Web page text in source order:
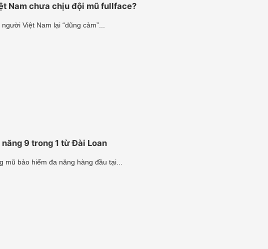
Nam chưa chịu đội mũ fullface?
Việt Nam lại “dũng cảm”...
9 trong 1 từ Đài Loan
mũ bảo hiểm đa năng hàng đầu tại...